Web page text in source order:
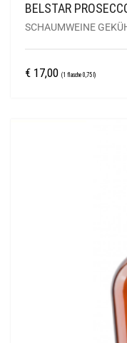
BELSTAR
SCHAUMWEINE
€ 17,00 (1 flasche 0,75 l)